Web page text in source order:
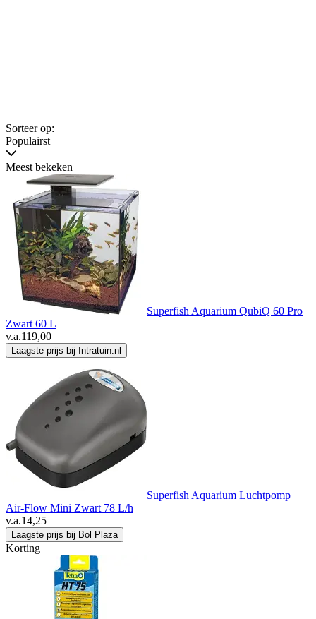
Sorteer op:
Populairst
Meest bekeken
Superfish Aquarium QubiQ 60 Pro
Zwart 60 L
v.a.119,00
Laagste prijs bij Intratuin.nl
Superfish Aquarium Luchtpomp
Air-Flow Mini Zwart 78 L/h
v.a.14,25
Laagste prijs bij Bol Plaza
Korting